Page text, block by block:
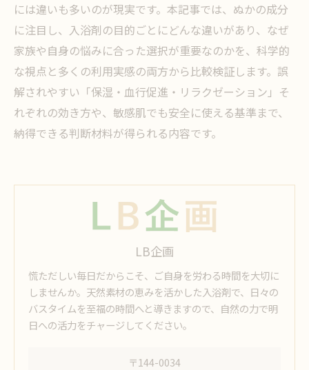
には違いも多いのが現実です。本記事では、ぬかの成分
に注目し、入浴剤の目的ごとにどんな違いがあり、なぜ
家族や自身の悩みに合った選択が重要なのかを、科学的
な視点と多くの利用実感の両方から比較検証します。誤
解されやすい「保湿・血行促進・リラクゼーション」そ
れぞれの効き方や、敏感肌でも安全に使える基準まで、
納得できる判断材料が得られる内容です。
LB企画
慌ただしい毎日だからこそ、ご自身を労わる時間を大切に
しませんか。天然素材の恵みを活かした入浴剤で、日々の
バスタイムを至福の時間へと導きますので、自然の力で明
日への活力をチャージしてください。
〒144-0034